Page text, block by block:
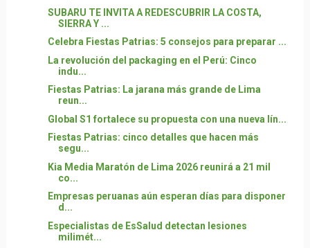
SUBARU TE INVITA A REDESCUBRIR LA COSTA,
SIERRA Y ...
Celebra Fiestas Patrias: 5 consejos para preparar ...
La revolución del packaging en el Perú: Cinco
indu...
Fiestas Patrias: La jarana más grande de Lima
reun...
Global S1 fortalece su propuesta con una nueva lín...
Fiestas Patrias: cinco detalles que hacen más
segu...
Kia Media Maratón de Lima 2026 reunirá a 21 mil
co...
Empresas peruanas aún esperan días para disponer
d...
Especialistas de EsSalud detectan lesiones
milimét...